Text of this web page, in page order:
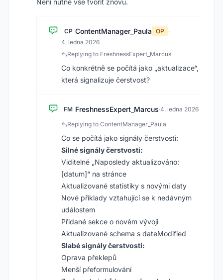
Není nutné vše tvořit znovu.
CP ContentManager_Paula OP
·
4. ledna 2026
Replying to FreshnessExpert_Marcus
Co konkrétně se počítá jako „aktualizace“,
která signalizuje čerstvost?
FM FreshnessExpert_Marcus·4. ledna 2026
Replying to ContentManager_Paula
Co se počítá jako signály čerstvosti:
Silné signály čerstvosti:
Viditelné „Naposledy aktualizováno:
[datum]“ na stránce
Aktualizované statistiky s novými daty
Nové příklady vztahující se k nedávným
událostem
Přidané sekce o novém vývoji
Aktualizované schema s dateModified
Slabé signály čerstvosti:
Oprava překlepů
Menší přeformulování